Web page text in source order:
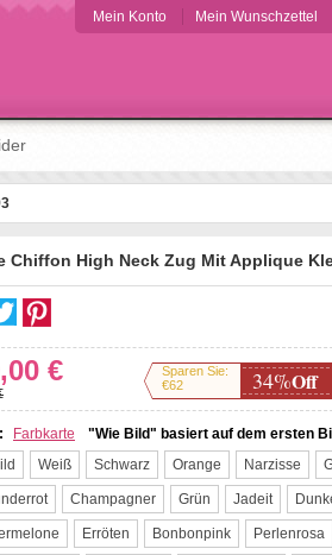
Mein Konto Mein Wunschzettel
Chiffon High Neck Zug Mit Applique
€
Sparen Sie:
€62
34%Off
Farbkarte
"Wie Bild" basiert auf dem ersten
Weiß Schwarz Orange Narzisse
Champagner Grün Jadeit
Erröten Bonbonpink Perlenrosa